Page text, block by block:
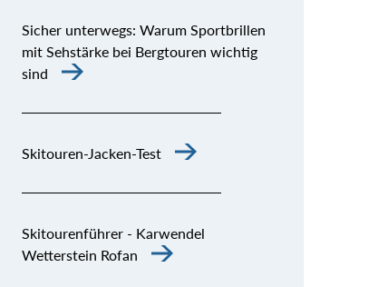
Sicher unterwegs: Warum Sportbrillen
mit Sehstärke bei Bergtouren wichtig
sind
Skitouren-Jacken-Test
Skitourenführer - Karwendel
Wetterstein Rofan